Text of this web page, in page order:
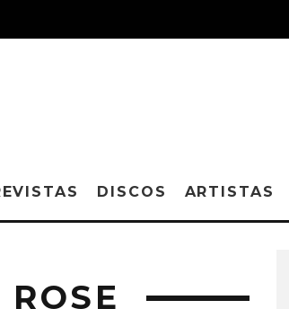
DISCOS ARTISTAS